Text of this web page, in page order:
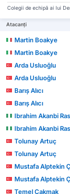
Colegii de echipă ai lui
Atacanți
Martin Boakye
Martin Boakye
Arda Usluoğlu
Arda Usluoğlu
Barış Alıcı
Barış Alıcı
Ibrahim Akanbi
Ibrahim Akanbi
Tolunay Artuç
Tolunay Artuç
Mustafa Alptekin
Mustafa Alptekin
Temel Çakmak